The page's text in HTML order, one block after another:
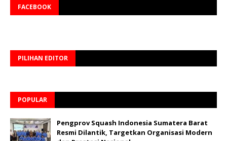
FACEBOOK
PILIHAN EDITOR
POPULAR
Pengprov Squash Indonesia Sumatera Barat
Resmi Dilantik, Targetkan Organisasi Modern